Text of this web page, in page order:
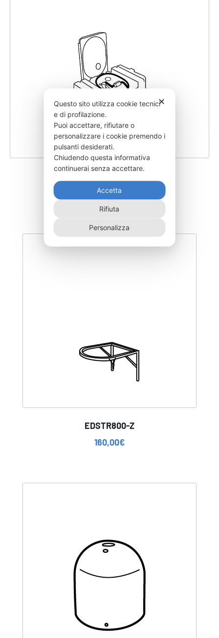
2.555,00
EDSTR800-Z
160,00€
✕
Questo sito utilizza cookie tecnici
e di profilazione.
Puoi accettare, rifiutare o
personalizzare i cookie premendo i
pulsanti desiderati.
Chiudendo questa informativa
continuerai senza accettare.
Accetta
Rifiuta
Personalizza